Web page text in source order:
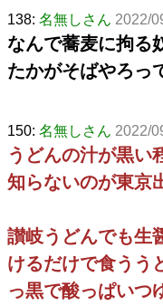
138: 名無しさん 2022/
なんで蕎麦に拘る
たかがそばやろっ
150: 名無しさん 2022/
うどんの汁が黒い
知らないのが東京
讃岐うどんでも生
けるだけで食うう
っ黒で酸っぱいつ